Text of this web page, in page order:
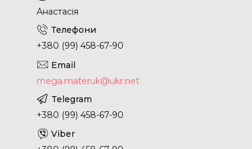
Анастасія
+380 (99) 458-67-90
mega.materuk@ukr.net
+380 (99) 458-67-90